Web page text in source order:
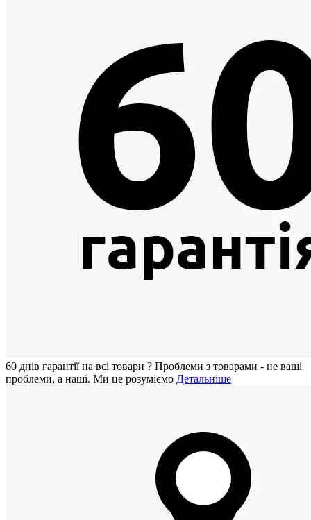
60 днiв гарантії на всi товари ? Проблеми з товарами - не ваші
проблеми, а наші. Ми це розуміємо Детальніше